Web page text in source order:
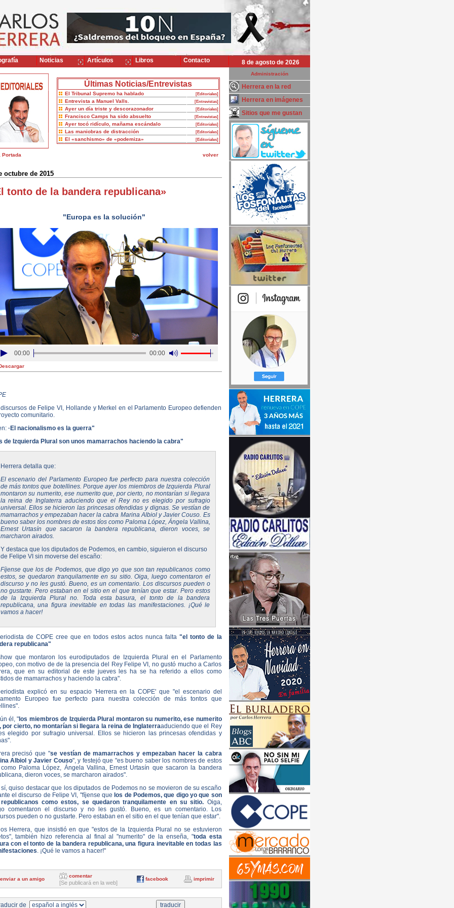
8 de agosto de 2026
Últimas Noticias/Entrevistas
El Tribunal Supremo ha hablado [Editoriales]
Entrevista a Manuel Valls. [Entrevistas]
Ayer un día triste y descorazonador [Editoriales]
Francisco Camps ha sido absuelto [Entrevistas]
Ayer tocó ridículo, mañama escándalo [Editoriales]
Las maniobras de distracción [Editoriales]
El «sanchismo» de «podemiza» [Editoriales]
Portada volver
octubre de 2015
tonto de la bandera republicana»
"Europa es la solución"
00:00 00:00
de Felipe VI, Hollande y Merkel en el Parlamento Europeo defienden
comunitario.
·El nacionalismo es la guerra"
de Izquierda Plural son unos mamarrachos haciendo la cabra"
Herrera detalla que:
El escenario del Parlamento Europeo fue perfecto para nuestra colección
de más tontos que botellines. Porque ayer los miembros de Izquierda Plural
montaron su numerito, ese numerito que, por cierto, no montarían si llegara
la reina de Inglaterra aduciendo que el Rey no es elegido por sufragio
universal. Ellos se hicieron las princesas ofendidas y dignas. Se vestían de
mamarrachos y empezaban hacer la cabra Marina Albiol y Javier Couso. Es
bueno saber los nombres de estos tíos como Paloma López, Ángela Vallina,
Ernest Urtasín que sacaron la bandera republicana, dieron voces, se
marcharon airados.
Y destaca que los diputados de Podemos, en cambio, siguieron el discurso
de Felipe VI sin moverse del escaño:
Fíjense que los de Podemos, que digo yo que son tan republicanos como
estos, se quedaron tranquilamente en su sitio. Oiga, luego comentaron el
discurso y no les gustó. Bueno, es un comentario. Los discursos pueden o
no gustarte. Pero estaban en el sitio en el que tenían que estar. Pero estos
de la Izquierda Plural no. Toda esta basura, el tonto de la bandera
republicana, una figura inevitable en todas las manifestaciones. ¡Qué le
vamos a hacer!
de COPE cree que en todos estos actos nunca falta"el tonto de la
republicana"
que montaron los eurodiputados de Izquierda Plural en el Parlamento
con motivo de de la presencia del Rey Felipe VI, no gustó mucho a Carlos
que en su editorial de este jueves les ha se ha referido a ellos como
de mamarrachos y haciendo la cabra".
explicó en su espacio 'Herrera en la COPE' que "el escenario del
Europeo fue perfecto para nuestra colección de más tontos que
él, " los miembros de Izquierda Plural montaron su numerito, ese numerito
por cierto, no montarían si llegara la reina de Inglaterraaduciendo que el Rey
elegido por sufragio universal. Ellos se hicieron las princesas ofendidas y
precisó que "se vestían de mamarrachos y empezaban hacer la cabra
Albiol y Javier Couso", y festejó que "es bueno saber los nombres de estos
Paloma López, Ángela Vallina, Ernest Urtasín que sacaron la bandera
dieron voces, se marcharon airados".
quiso destacar que los diputados de Podemos no se movieron de su escaño
el discurso de Felipe VI, "fíjense que los de Podemos, que digo yo que son
como estos, se quedaron tranquilamente en su sitio. Oiga,
comentaron el discurso y no les gustó. Bueno, es un comentario. Los
pueden o no gustarte. Pero estaban en el sitio en el que tenían que estar".
Herrera, que insistió en que "estos de la Izquierda Plural no se estuvieron
también hizo referencia al final al "numerito" de la enseña, "toda esta
con el tonto de la bandera republicana, una figura inevitable en todas las
. ¡Qué le vamos a hacer!"
enviar a un amigo
comentar
[Se publicará en la web]
facebook imprimir
de
Administración
Herrera en la red
Herrera en imágenes
Sitios que me gustan
Noticias Artículos Libros Contacto